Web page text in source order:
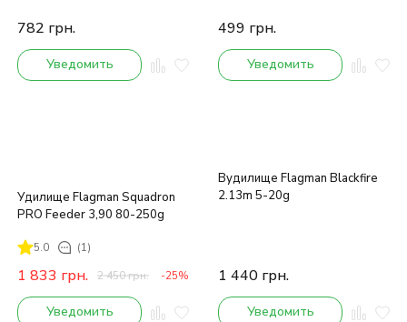
782 грн.
Уведомить
499 грн.
Уведомить
Удилище Flagman Squadron
PRO Feeder 3,90 80-250g
5.0 (1)
1 833 грн. 2 450грн. -25%
Уведомить
Вудилище Flagman Blackfire
2.13m 5-20g
1 440 грн.
Уведомить